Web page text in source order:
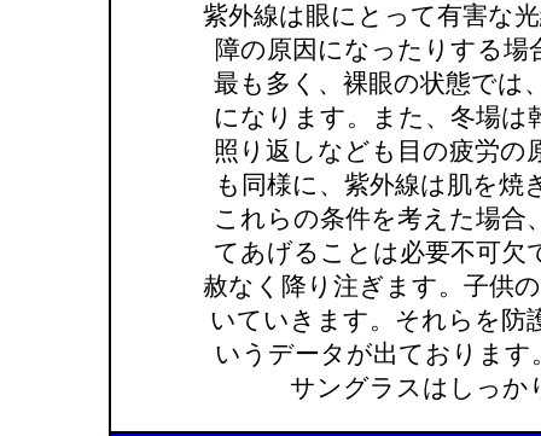
紫外線は眼にとって有害な
障の原因になったりする場
最も多く、裸眼の状態では
になります。また、冬場は
照り返しなども目の疲労の
も同様に、紫外線は肌を
これらの条件を考えた場合
てあげることは必要不可欠
赦なく降り注ぎます。子供
いていきます。それらを防
いうデータが出ております
サングラスはしっか